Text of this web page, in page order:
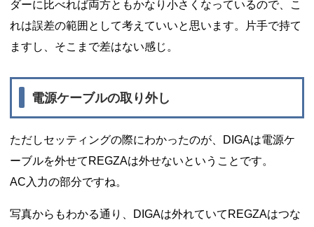
ダーに比べれば両方ともかなり小さくなっているので、こ
れは誤差の範囲として考えていいと思います。片手で持て
ますし、そこまで差はない感じ。
電源ケーブルの取り外し
ただしセッティングの際にわかったのが、DIGAは電源ケ
ーブルを外せてREGZAは外せないということです。
AC入力の部分ですね。
写真からもわかる通り、DIGAは外れていてREGZAはつな